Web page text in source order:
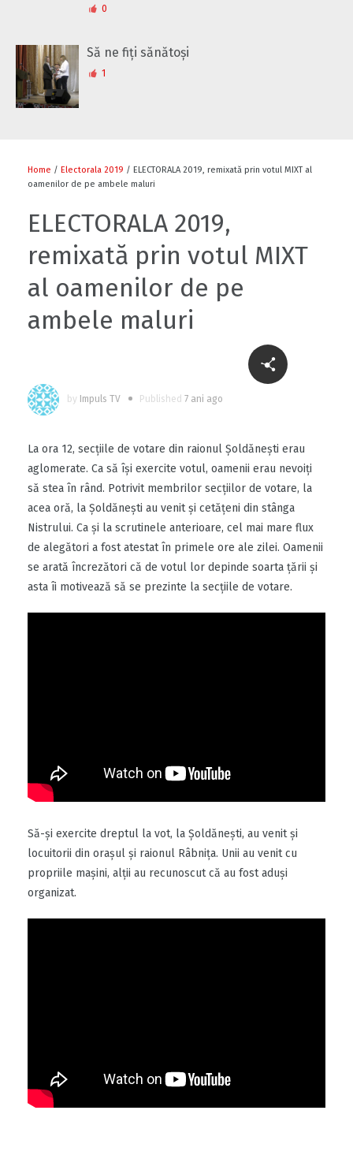
0
Să ne fiți sănătoși
1
Home / Electorala 2019 / ELECTORALA 2019, remixată prin votul MIXT al
oamenilor de pe ambele maluri
ELECTORALA 2019,
remixată prin votul MIXT
al oamenilor de pe
ambele maluri
by Impuls TV Published 7 ani ago
La ora 12, secţiile de votare din raionul Şoldăneşti erau
aglomerate. Ca să îşi exercite votul, oamenii erau nevoiţi
să stea în rând. Potrivit membrilor secțiilor de votare, la
acea oră, la Șoldănești au venit și cetăţeni din stânga
Nistrului. Ca și la scrutinele anterioare, cel mai mare flux
de alegători a fost atestat în primele ore ale zilei. Oamenii
se arată încrezători că de votul lor depinde soarta ţării și
asta îi motivează să se prezinte la secțiile de votare.
Să-şi exercite dreptul la vot, la Şoldăneşti, au venit şi
locuitorii din orașul și raionul Râbniţa. Unii au venit cu
propriile maşini, alţii au recunoscut că au fost aduşi
organizat.